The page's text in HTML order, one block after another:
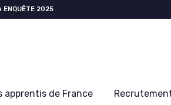
ENQUÊTE 2025
apprentis de France